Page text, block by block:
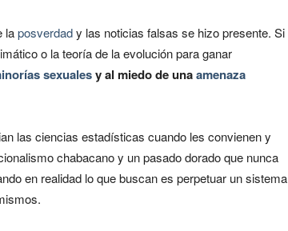
laposverdady las noticias falsas se hizo presente. Si
o la teoría de la evolución para ganar
sexualesy al miedo de unaamenaza
las ciencias estadísticas cuando les convienen y
chabacano y un pasado dorado que nunca
en realidad lo que buscan es perpetuar un sistema